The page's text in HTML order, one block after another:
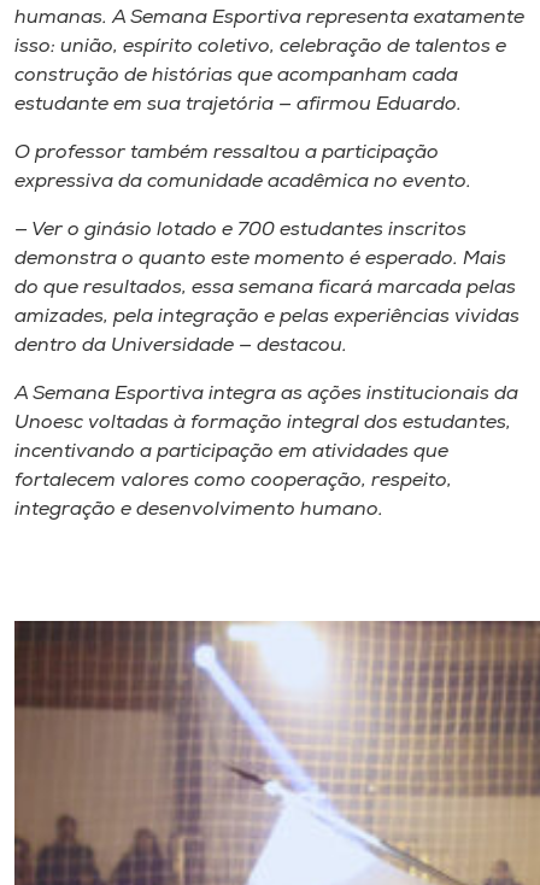
humanas. A Semana Esportiva representa exatamente
isso: união, espírito coletivo, celebração de talentos e
construção de histórias que acompanham cada
estudante em sua trajetória — afirmou Eduardo.
O professor também ressaltou a participação
expressiva da comunidade acadêmica no evento.
— Ver o ginásio lotado e 700 estudantes inscritos
demonstra o quanto este momento é esperado. Mais
do que resultados, essa semana ficará marcada pelas
amizades, pela integração e pelas experiências vividas
dentro da Universidade — destacou.
A Semana Esportiva integra as ações institucionais da
Unoesc voltadas à formação integral dos estudantes,
incentivando a participação em atividades que
fortalecem valores como cooperação, respeito,
integração e desenvolvimento humano.